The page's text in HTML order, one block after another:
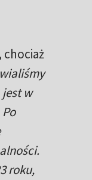
w
roku,